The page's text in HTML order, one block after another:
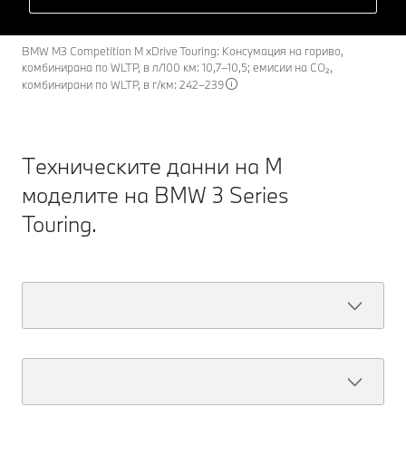
BMW M3 Competition M xDrive Touring: Консумация на гориво,
комбинирана по WLTP, в л/100 км: 10,7–10,5; емисии на CO₂,
комбинирани по WLTP, в г/км: 242–239
Техническите данни на M
моделите на BMW 3 Series
Touring.